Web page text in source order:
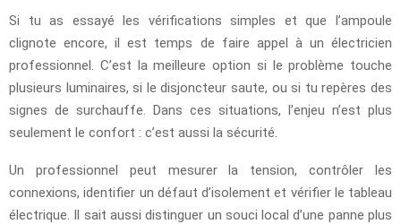
Si tu as essayé les vérifications simples et que l’ampoule
clignote encore, il est temps de faire appel à un électricien
professionnel. C’est la meilleure option si le problème touche
plusieurs luminaires, si le disjoncteur saute, ou si tu repères des
signes de surchauffe. Dans ces situations, l’enjeu n’est plus
seulement le confort : c’est aussi la sécurité.
Un professionnel peut mesurer la tension, contrôler les
connexions, identifier un défaut d’isolement et vérifier le tableau
électrique. Il sait aussi distinguer un souci local d’une panne plus